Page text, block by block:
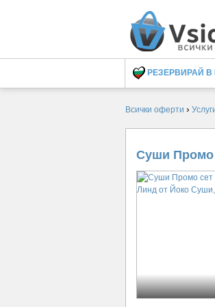
РЕЗЕРВИРАЙ В
Всички оферти ›
Суши Промо